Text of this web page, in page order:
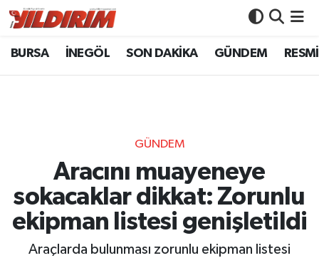
BURSA İNEGÖL SON DAKİKA GÜNDEM
GÜNDEM
Aracını muayeneye
sokacaklar dikkat: Zorunlu
ekipman listesi genişletildi
Araçlarda bulunması zorunlu ekipman listesi
BURSA
GÜNDEM
RESMİ İLANLAR
KÖŞE YAZILARI
Bursa Nöbetçi Eczaneler
Bursa Trafik Yoğunluk Haritası
Süper Lig Puan Durumu ve Fikstür
Tüm Manşetler